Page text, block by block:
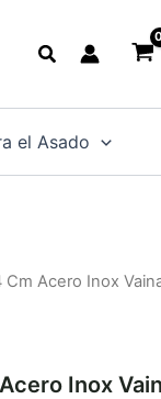
Buscar
el Asado
Acero Inox
Inox